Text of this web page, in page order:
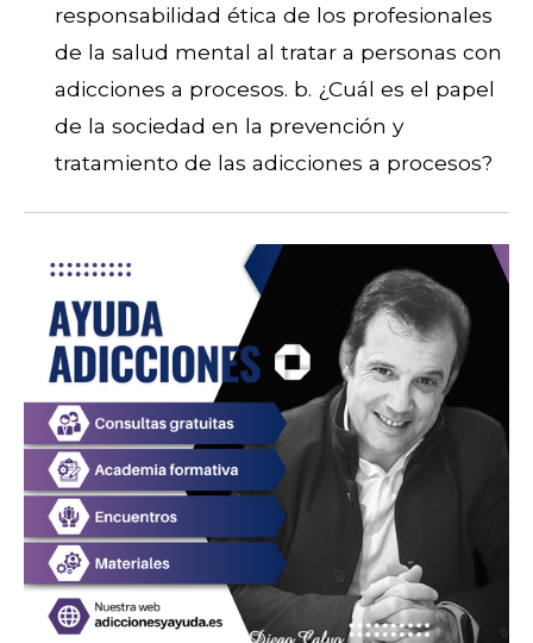
responsabilidad ética de los profesionales
de la salud mental al tratar a personas con
adicciones a procesos. b. ¿Cuál es el papel
de la sociedad en la prevención y
tratamiento de las adicciones a procesos?